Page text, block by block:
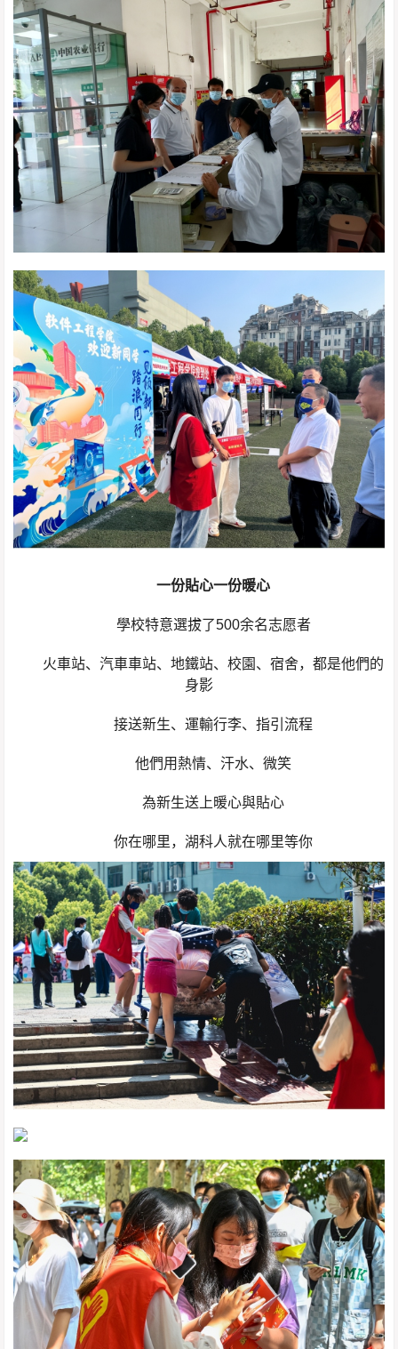
一份貼心一份暖心
學校特意選拔了500余名志愿者
火車站、汽車車站、地鐵站、校園、宿舍，都是他們的
身影
接送新生、運輸行李、指引流程
他們用熱情、汗水、微笑
為新生送上暖心與貼心
你在哪里，湖科人就在哪里等你